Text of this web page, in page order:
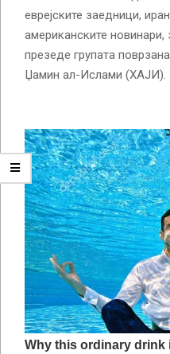
еврејските заедници,
американските новинари,
презеде групата
Џамин ал-Ислами (ХАЈИ).